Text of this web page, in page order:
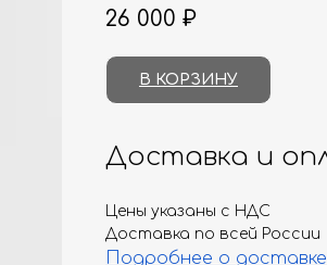
26 000 ₽
В КОРЗИНУ
Доставка и
Цены указаны с НДС
Доставка по всей России
Подробнее о доставке